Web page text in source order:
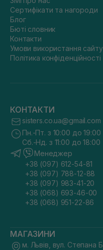
Сертифікати та нагороди
Блог
Бюті словник
Контакти
Умови використання сайту
Політика конфіденційності
КОНТАКТИ
sisters.co.ua@gmail.com
Пн.-Пт. з 10:00 до 19:00
Сб.-Нд. з 11:00 до 18:00
Менеджер
+38 (097) 612-54-81
+38 (097) 788-12-88
+38 (097) 983-41-20
+38 (068) 693-46-00
+38 (068) 951-22-86
МАГАЗИНИ
м. Львів, вул. Степана